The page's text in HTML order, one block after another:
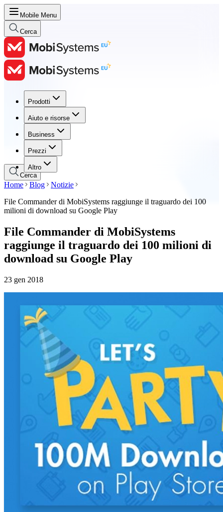
Mobile Menu
Cerca
Prodotti
Aiuto e risorse
Business
Prezzi
Altro
Prodotti
Aiuto e risorse
Business
Prezzi
Cerca
Home Blog
Notizie
File Commander di MobiSystems raggiunge il traguardo dei 100
milioni di download su Google Play
File Commander di MobiSystems
raggiunge il traguardo dei 100 milioni di
download su Google Play
23 gen 2018